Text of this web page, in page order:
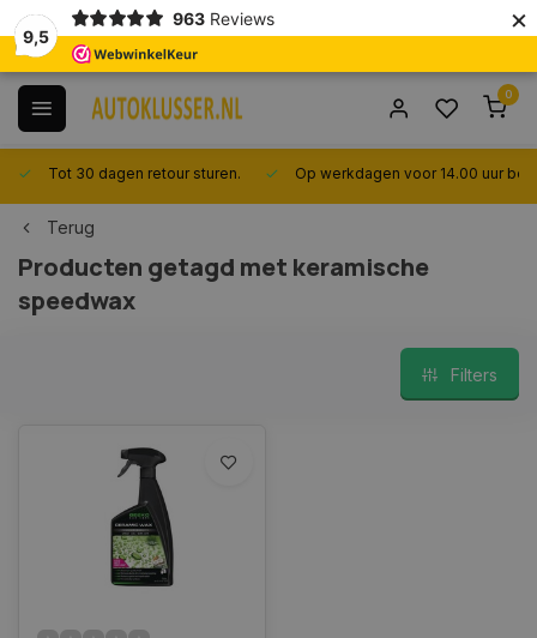
9,5
963 Reviews ×
0
Tot 30 dagen retour sturen. Op werkdagen voor 14.00 uur
Terug
Producten getagd met keramische
speedwax
Filters